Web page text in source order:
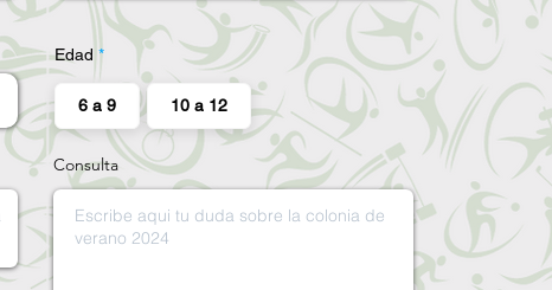
Edad
6 a 9 10 a 12
Consulta